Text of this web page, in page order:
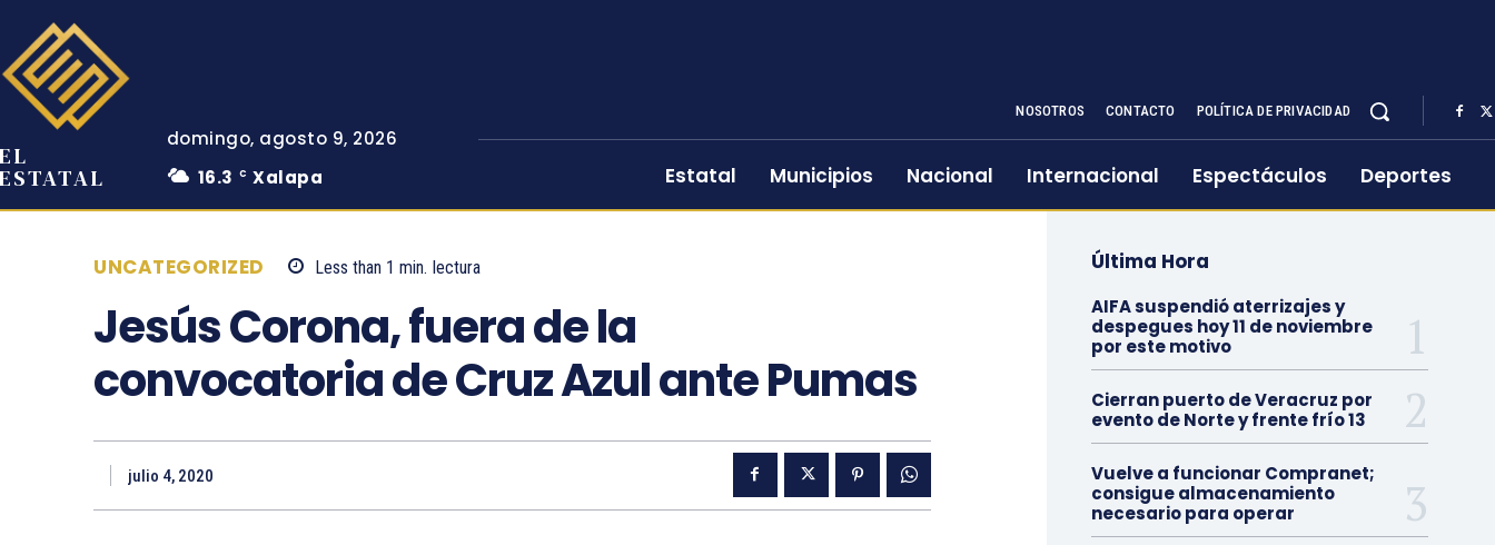
EL
ESTATAL
domingo, agosto 9, 2026
16.3
C Xalapa
NOSOTROS CONTACTO POLÍTICA DE PRIVACIDAD
Estatal Municipios Nacional Internacional Espectáculos Deportes
UNCATEGORIZED Less than 1 min. lectura
Jesús Corona, fuera de la
convocatoria de Cruz Azul ante Pumas
julio 4, 2020
Última Hora
AIFA suspendió aterrizajes y
despegues hoy 11 de noviembre
por este motivo
Cierran puerto de Veracruz por
evento de Norte y frente frío 13
Vuelve a funcionar Compranet;
consigue almacenamiento
necesario para operar